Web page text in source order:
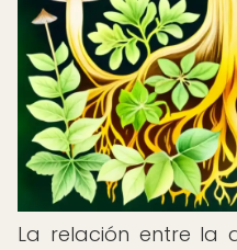
La relación entre la